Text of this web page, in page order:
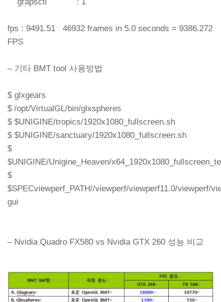
fps : 9491.51 46932 frames in 5.0 seconds = 9386.272
FPS
– 기타 BMT tool 사용방법
$ glxgears
$ /opt/VirtualGL/bin/glxspheres
$ $UNIGINE/tropics/1920x1080_fullscreen.sh
$ $UNIGINE/sanctuary/1920x1080_fullscreen.sh
$
$UNIGINE/Unigine_Heaven/
$
$SPECviewperf_PATH//viewperf/viewperf11.0/viewperf/
gui
– Nvidia Quadro FX580 vs Nvidia GTX 260 성능 비교